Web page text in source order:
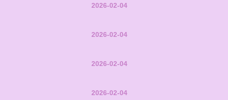
2026-02-04
2026-02-04
2026-02-04
2026-02-04